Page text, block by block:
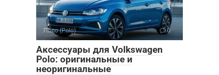
Поло (Polo) 0
Аксессуары для Volkswagen
Polo: оригинальные и
неоригинальные